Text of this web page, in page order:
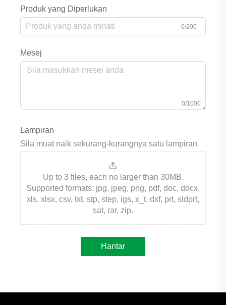
Produk yang Diperlukan
0/200
Mesej
0/1000
Lampiran
Sila muat naik sekurang-kurangnya satu lampiran
Up to 3 files, each no larger than 30MB.
Supported formats: jpg, jpeg, png, pdf, doc, docx,
xls, xlsx, csv, txt, stp, step, igs, x_t, dxf, prt, sldprt,
sat, rar, zip.
Hantar